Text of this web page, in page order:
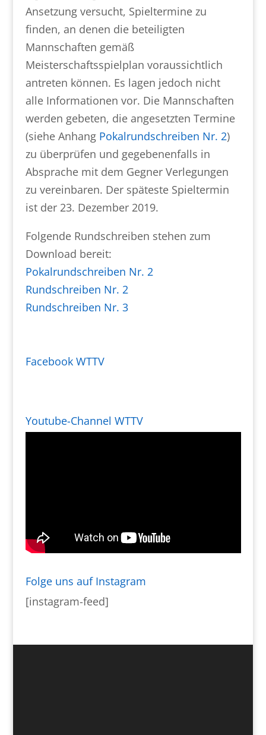
Ansetzung versucht, Spieltermine zu
finden, an denen die beteiligten
Mannschaften gemäß
Meisterschaftsspielplan voraussichtlich
antreten können. Es lagen jedoch nicht
alle Informationen vor. Die Mannschaften
werden gebeten, die angesetzten Termine
(siehe Anhang Pokalrundschreiben Nr. 2)
zu überprüfen und gegebenenfalls in
Absprache mit dem Gegner Verlegungen
zu vereinbaren. Der späteste Spieltermin
ist der 23. Dezember 2019.
Folgende Rundschreiben stehen zum
Download bereit:
Pokalrundschreiben Nr. 2
Rundschreiben Nr. 2
Rundschreiben Nr. 3
Facebook WTTV
Youtube-Channel WTTV
Folge uns auf Instagram
[instagram-feed]